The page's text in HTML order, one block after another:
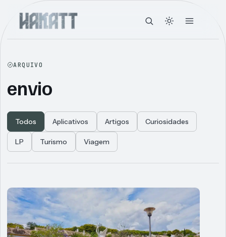
ARQUIVO
envio
Todos Aplicativos Artigos Curiosidades
LP Turismo Viagem
Articles